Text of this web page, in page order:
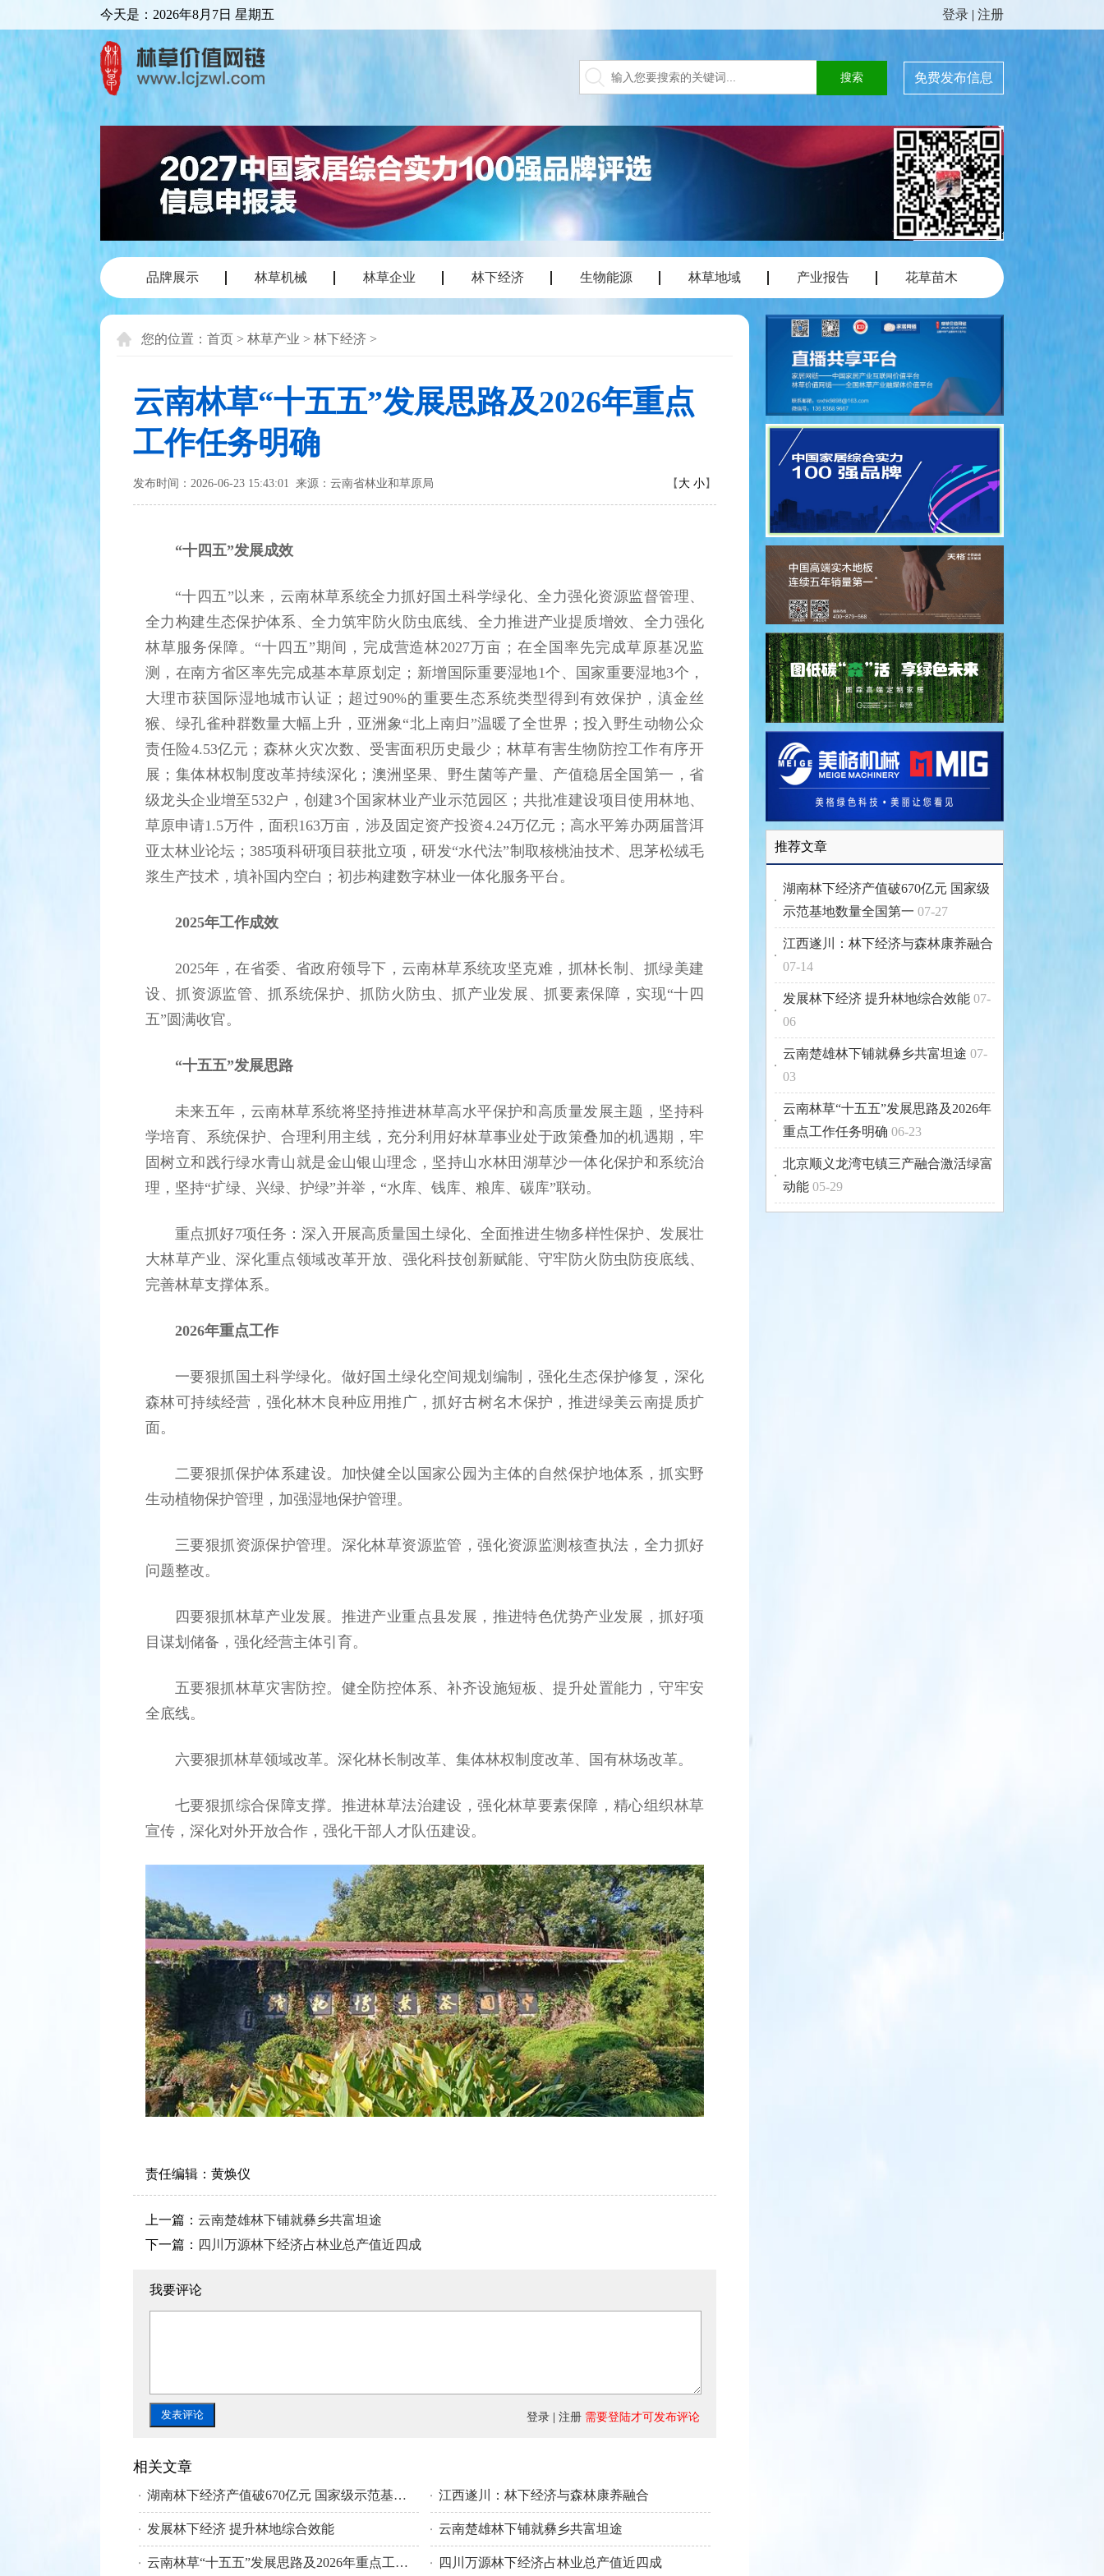
今天是： 2026年8月7日 星期五 登录 | 注册
免费发布信息
品牌展示 林草机械 林草企业 林下经济 生物能源 林草地域 产业报告 花草苗木
您的位置： 首页 > 林草产业 > 林下经济 >
云南林草“十五五”发展思路及2026年重点
工作任务明确
发布时间：2026-06-23 15:43:01 来源：云南省林业和草原局 【 大 小】
“十四五”发展成效
“十四五”以来，云南林草系统全力抓好国土科学绿化、全力强化资源监督管理、
全力构建生态保护体系、全力筑牢防火防虫底线、全力推进产业提质增效、全力强化
林草服务保障。“十四五”期间，完成营造林2027万亩；在全国率先完成草原基况监
测，在南方省区率先完成基本草原划定；新增国际重要湿地1个、国家重要湿地3个，
大理市获国际湿地城市认证；超过90%的重要生态系统类型得到有效保护，滇金丝
猴、绿孔雀种群数量大幅上升，亚洲象“北上南归”温暖了全世界；投入野生动物公众
责任险4.53亿元；森林火灾次数、受害面积历史最少；林草有害生物防控工作有序开
展；集体林权制度改革持续深化；澳洲坚果、野生菌等产量、产值稳居全国第一，省
级龙头企业增至532户，创建3个国家林业产业示范园区；共批准建设项目使用林地、
草原申请1.5万件，面积163万亩，涉及固定资产投资4.24万亿元；高水平筹办两届普洱
亚太林业论坛；385项科研项目获批立项，研发“水代法”制取核桃油技术、思茅松绒毛
浆生产技术，填补国内空白；初步构建数字林业一体化服务平台。
2025年工作成效
2025年，在省委、省政府领导下，云南林草系统攻坚克难，抓林长制、抓绿美建
设、抓资源监管、抓系统保护、抓防火防虫、抓产业发展、抓要素保障，实现“十四
五”圆满收官。
“十五五”发展思路
未来五年，云南林草系统将坚持推进林草高水平保护和高质量发展主题，坚持科
学培育、系统保护、合理利用主线，充分利用好林草事业处于政策叠加的机遇期，牢
固树立和践行绿水青山就是金山银山理念，坚持山水林田湖草沙一体化保护和系统治
理，坚持“扩绿、兴绿、护绿”并举，“水库、钱库、粮库、碳库”联动。
重点抓好7项任务：深入开展高质量国土绿化、全面推进生物多样性保护、发展壮
大林草产业、深化重点领域改革开放、强化科技创新赋能、守牢防火防虫防疫底线、
完善林草支撑体系。
2026年重点工作
一要狠抓国土科学绿化。做好国土绿化空间规划编制，强化生态保护修复，深化
森林可持续经营，强化林木良种应用推广，抓好古树名木保护，推进绿美云南提质扩
面。
二要狠抓保护体系建设。加快健全以国家公园为主体的自然保护地体系，抓实野
生动植物保护管理，加强湿地保护管理。
三要狠抓资源保护管理。深化林草资源监管，强化资源监测核查执法，全力抓好
问题整改。
四要狠抓林草产业发展。推进产业重点县发展，推进特色优势产业发展，抓好项
目谋划储备，强化经营主体引育。
五要狠抓林草灾害防控。健全防控体系、补齐设施短板、提升处置能力，守牢安
全底线。
六要狠抓林草领域改革。深化林长制改革、集体林权制度改革、国有林场改革。
七要狠抓综合保障支撑。推进林草法治建设，强化林草要素保障，精心组织林草
宣传，深化对外开放合作，强化干部人才队伍建设。
责任编辑： 黄焕仪
上一篇： 云南楚雄林下铺就彝乡共富坦途
下一篇： 四川万源林下经济占林业总产值近四成
我要评论
登录 注册 需要登陆才可发布评论
相关文章
湖南林下经济产值破670亿元 国家级示范基地数量全国第一 江西遂川：林下经济与森林康养融合
发展林下经济 提升林地综合效能 云南楚雄林下铺就彝乡共富坦途
云南林草“十五五”发展思路及2026年重点工作任务明确 四川万源林下经济占林业总产值近四成
推荐文章
湖南林下经济产值破670亿元 国家级
示范基地数量全国第一 07-27
江西遂川：林下经济与森林康养融合
07-14
发展林下经济 提升林地综合效能 07-
06
云南楚雄林下铺就彝乡共富坦途 07-
03
云南林草“十五五”发展思路及2026年
重点工作任务明确 06-23
北京顺义龙湾屯镇三产融合激活绿富
动能 05-29